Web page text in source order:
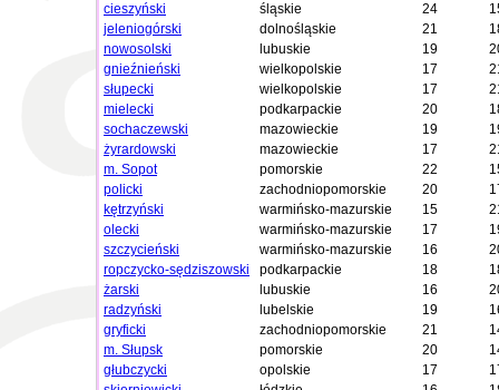
cieszyński
śląskie 24
jeleniogórski
dolnośląskie 21
nowosolski
lubuskie 19
gnieźnieński
wielkopolskie 17
słupecki
wielkopolskie 17
mielecki
podkarpackie 20
sochaczewski
mazowieckie 19
żyrardowski
mazowieckie 17
m. Sopot
pomorskie 22
policki
zachodniopomorskie 20
kętrzyński
warmińsko-mazurskie 15
olecki
warmińsko-mazurskie 17
szczycieński
warmińsko-mazurskie 16
ropczycko-sędziszowski
podkarpackie 18
żarski
lubuskie 16
radzyński
lubelskie 19
gryficki
zachodniopomorskie 21
m. Słupsk
pomorskie 20
głubczycki
opolskie 17